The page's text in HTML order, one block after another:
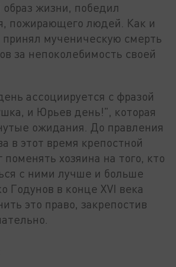
жизни, победил
пожирающего людей. Как и
принял мученическую смерть
за непоколебимость своей
ассоциируется с фразой
и Юрьев день!", которая
ожидания. До правления
в этот время крепостной
поменять хозяина на того, кто
с ними лучше и больше
Годунов в конце XVI века
это право, закрепостив